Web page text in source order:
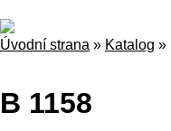
Úvodní strana » Katalog »
B 1158